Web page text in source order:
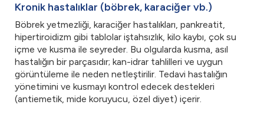
Kronik hastalıklar (böbrek, karaciğer vb.)
Böbrek yetmezliği, karaciğer hastalıkları, pankreatit,
hipertiroidizm gibi tablolar iştahsızlık, kilo kaybı, çok su
içme ve kusma ile seyreder. Bu olgularda kusma, asıl
hastalığın bir parçasıdır; kan-idrar tahlilleri ve uygun
görüntüleme ile neden netleştirilir. Tedavi hastalığın
yönetimini ve kusmayı kontrol edecek destekleri
(antiemetik, mide koruyucu, özel diyet) içerir.